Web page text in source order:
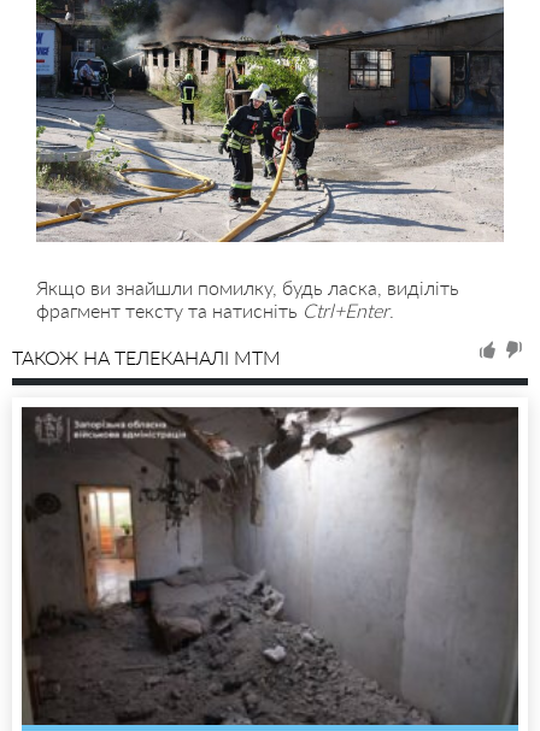
Якщо ви знайшли помилку, будь ласка, виділіть
фрагмент тексту та натисніть Ctrl+Enter.
ТАКОЖ НА ТЕЛЕКАНАЛІ MTM